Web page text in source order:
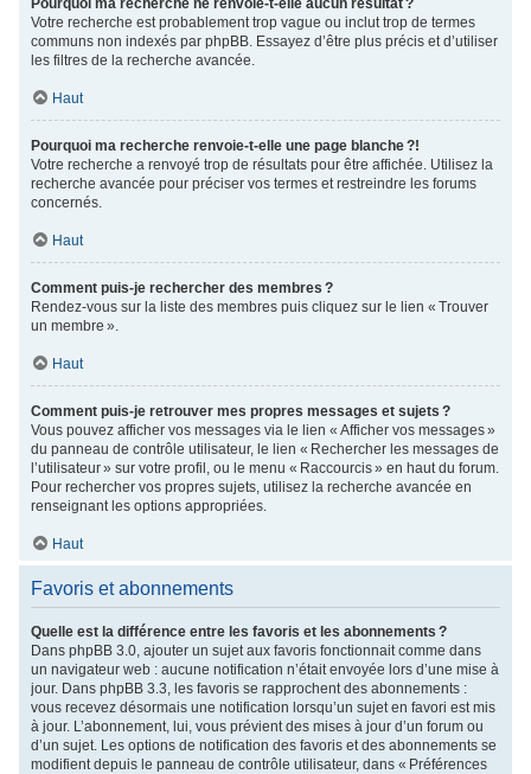
Pourquoi ma recherche ne renvoie-t-elle aucun résultat ?
Votre recherche est probablement trop vague ou inclut trop de termes
communs non indexés par phpBB. Essayez d’être plus précis et d’utiliser
les filtres de la recherche avancée.
Haut
Pourquoi ma recherche renvoie-t-elle une page blanche ?!
Votre recherche a renvoyé trop de résultats pour être affichée. Utilisez la
recherche avancée pour préciser vos termes et restreindre les forums
concernés.
Haut
Comment puis-je rechercher des membres ?
Rendez-vous sur la liste des membres puis cliquez sur le lien « Trouver
un membre ».
Haut
Comment puis-je retrouver mes propres messages et sujets ?
Vous pouvez afficher vos messages via le lien « Afficher vos messages »
du panneau de contrôle utilisateur, le lien « Rechercher les messages de
l’utilisateur » sur votre profil, ou le menu « Raccourcis » en haut du forum.
Pour rechercher vos propres sujets, utilisez la recherche avancée en
renseignant les options appropriées.
Haut
Favoris et abonnements
Quelle est la différence entre les favoris et les abonnements ?
Dans phpBB 3.0, ajouter un sujet aux favoris fonctionnait comme dans
un navigateur web : aucune notification n’était envoyée lors d’une mise à
jour. Dans phpBB 3.3, les favoris se rapprochent des abonnements :
vous recevez désormais une notification lorsqu’un sujet en favori est mis
à jour. L’abonnement, lui, vous prévient des mises à jour d’un forum ou
d’un sujet. Les options de notification des favoris et des abonnements se
modifient depuis le panneau de contrôle utilisateur, dans « Préférences